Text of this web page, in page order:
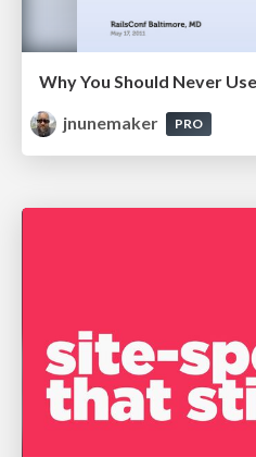
Why You Should Never
jnunemaker
PRO